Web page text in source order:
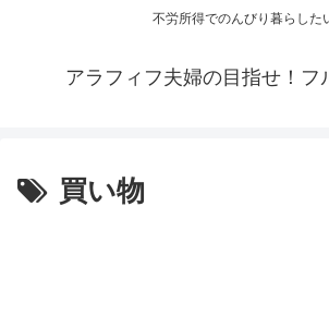
不労所得でのんびり暮らした
アラフィフ夫婦の目指せ！フ
買い物